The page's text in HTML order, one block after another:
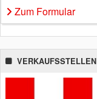
Zum Formular